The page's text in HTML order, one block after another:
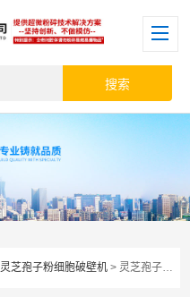
灵芝孢子粉细胞破壁机 > 灵芝孢子粉细胞破壁机（EU)标准